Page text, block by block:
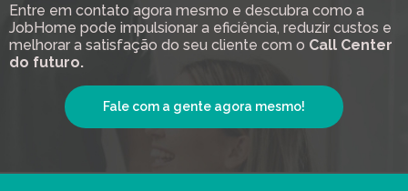
Entre em contato agora mesmo e descubra como a
JobHome pode impulsionar a eficiência, reduzir custos e
melhorar a satisfação do seu cliente com o Call Center
do futuro.
Fale com a gente agora mesmo!